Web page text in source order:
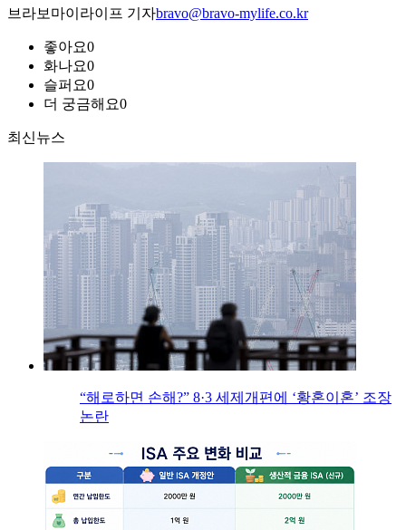
브라보마이라이프 기자bravo@bravo-mylife.co.kr
좋아요0
화나요0
슬퍼요0
더 궁금해요0
최신뉴스
“해로하면 손해?” 8·3 세제개편에 ‘황혼이혼’ 조장
논란